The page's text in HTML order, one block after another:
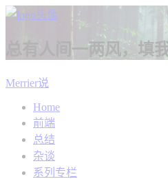
总有人间一两风，填
Merrier说
Home
前端
总结
杂谈
系列专栏